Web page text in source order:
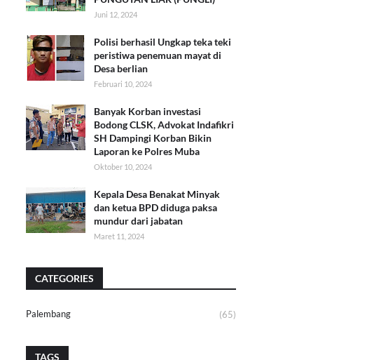
Juni 12, 2024
Polisi berhasil Ungkap teka teki
peristiwa penemuan mayat di
Desa berlian
Februari 10, 2024
Banyak Korban investasi
Bodong CLSK, Advokat Indafikri
SH Dampingi Korban Bikin
Laporan ke Polres Muba
Oktober 10, 2024
Kepala Desa Benakat Minyak
dan ketua BPD diduga paksa
mundur dari jabatan
Maret 11, 2024
CATEGORIES
Palembang (65)
TAGS